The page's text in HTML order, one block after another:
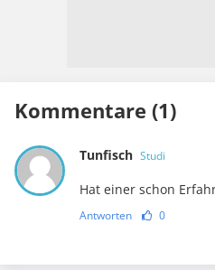
Kommentare (1)
Tunfisch Studi
Hat einer schon
Antworten 0